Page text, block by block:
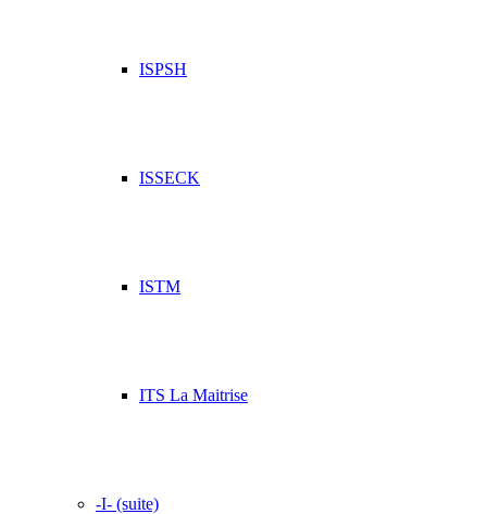
ISPSH
ISSECK
ISTM
ITS La Maitrise
-I- (suite)